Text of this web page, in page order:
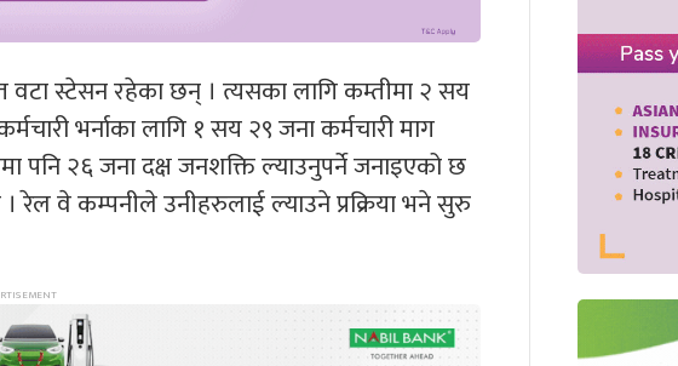
वटा स्टेसन रहेका छन् । त्यसका लागि कम्तीमा २ सय
भर्नाका लागि १ सय २९ जना कर्मचारी माग
पनि २६ जना दक्ष जनशक्ति ल्याउनुपर्ने जनाइएको छ
रेल वे कम्पनीले उनीहरुलाई ल्याउने प्रक्रिया भने सुरु